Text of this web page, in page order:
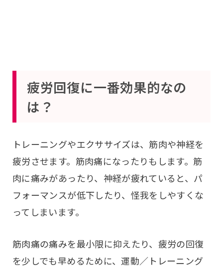
疲労回復に一番効果的なの
は？
トレーニングやエクササイズは、筋肉や神経を
疲労させます。筋肉痛になったりもします。筋
肉に痛みがあったり、神経が疲れていると、パ
フォーマンスが低下したり、怪我をしやすくな
ってしまいます。
筋肉痛の痛みを最小限に抑えたり、疲労の回復
を少しでも早めるために、運動／トレーニング